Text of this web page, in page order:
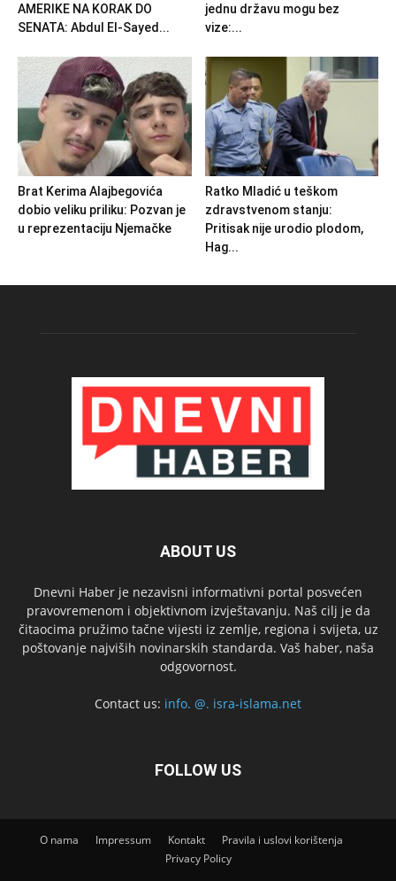
AMERIKE NA KORAK DO
SENATA: Abdul El-Sayed...
jednu državu mogu bez
vize:...
Brat Kerima Alajbegovića
dobio veliku priliku: Pozvan je
u reprezentaciju Njemačke
Ratko Mladić u teškom
zdravstvenom stanju:
Pritisak nije urodio plodom,
Hag...
ABOUT US
Dnevni Haber je nezavisni informativni portal posvećen
pravovremenom i objektivnom izvještavanju. Naš cilj je da
čitaocima pružimo tačne vijesti iz zemlje, regiona i svijeta, uz
poštovanje najviših novinarskih standarda. Vaš haber, naša
odgovornost.
Contact us: info. @. isra-islama.net
FOLLOW US
O nama Impressum Kontakt
Pravila i uslovi korištenja
Privacy Policy